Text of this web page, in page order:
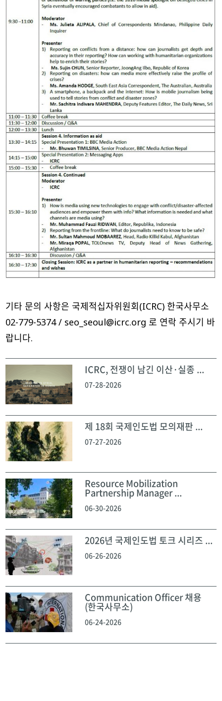
기타 문의 사항은 국제적십자위원회(ICRC) 한국사무소
02-779-5374 / seo_seoul@icrc.org 로 연락 주시기 바
랍니다.
ICRC, 전쟁이 남긴 이산·실종 ...
07-28-2026
제 18회 국제인도법 모의재판 ...
07-27-2026
Resource Mobilization
Partnership Manager ...
06-30-2026
2026년 국제인도법 토크 시리즈 ...
06-26-2026
Communication Officer 채용
(한국사무소)
06-24-2026